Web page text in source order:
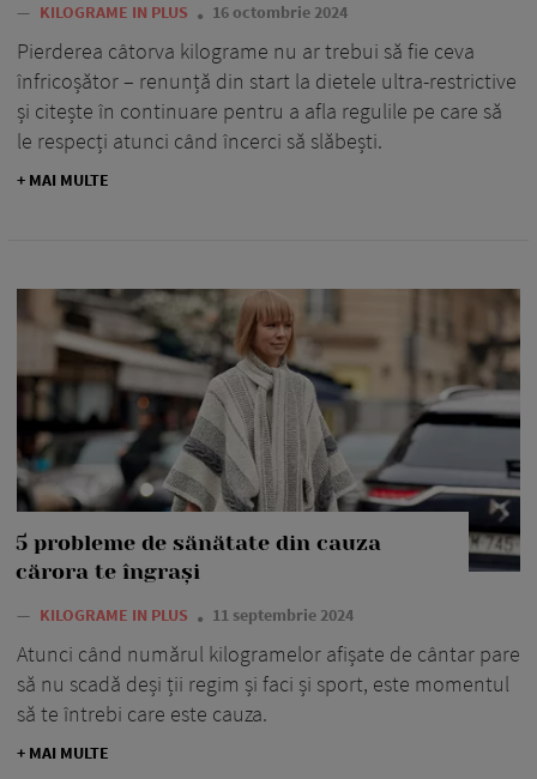
— KILOGRAME IN PLUS 16 octombrie 2024
Pierderea câtorva kilograme nu ar trebui să fie ceva
înfricoșător – renunță din start la dietele ultra-restrictive
și citește în continuare pentru a afla regulile pe care să
le respecți atunci când încerci să slăbești.
+ MAI MULTE
5 probleme de sănătate din cauza
cărora te îngrași
— KILOGRAME IN PLUS 11 septembrie 2024
Atunci când numărul kilogramelor afișate de cântar pare
să nu scadă deși ții regim și faci și sport, este momentul
să te întrebi care este cauza.
+ MAI MULTE